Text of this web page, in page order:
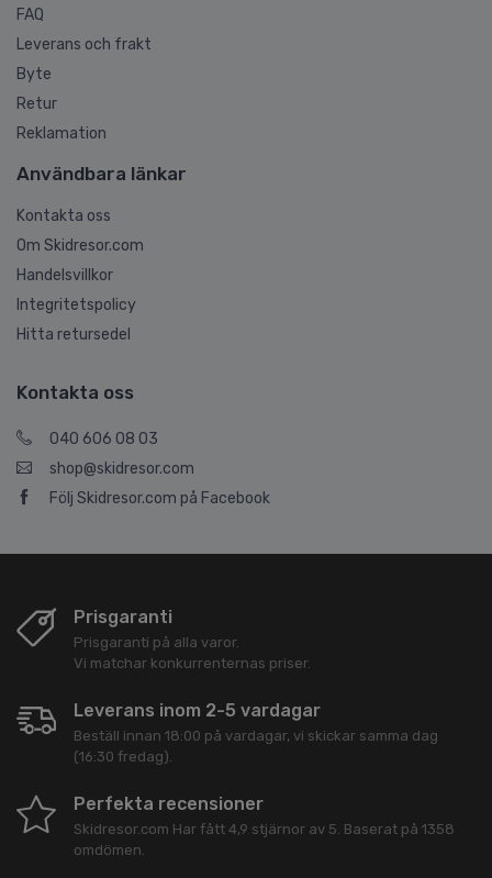
FAQ
Leverans och frakt
Byte
Retur
Reklamation
Användbara länkar
Kontakta oss
Om Skidresor.com
Handelsvillkor
Integritetspolicy
Hitta retursedel
Kontakta oss
040 606 08 03
shop@skidresor.com
Följ Skidresor.com på Facebook
Prisgaranti
Prisgaranti på alla varor.
Vi matchar konkurrenternas priser.
Leverans inom 2-5 vardagar
Beställ innan 18:00 på vardagar, vi skickar samma dag
(16:30 fredag).
Perfekta recensioner
Skidresor.com Har fått 4,9 stjärnor av 5. Baserat på 1358
omdömen.